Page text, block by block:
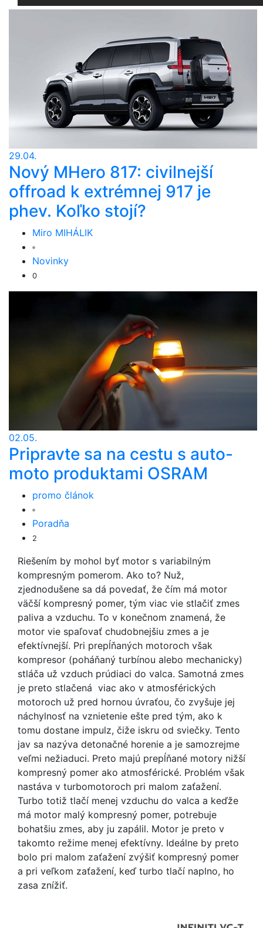
29.04.
Nový MHero 817: civilnejší
offroad k extrémnej 917 je
phev. Koľko stojí?
Miro MIHÁLIK
Novinky
0
02.05.
Pripravte sa na cestu s auto-
moto produktami OSRAM
promo článok
Poradňa
2
Riešením by mohol byť motor s variabilným
kompresným pomerom. Ako to? Nuž,
zjednodušene sa dá povedať, že čím má motor
väčší kompresný pomer, tým viac vie stlačiť zmes
paliva a vzduchu. To v konečnom znamená, že
motor vie spaľovať chudobnejšiu zmes a je
efektívnejší. Pri prepĺňaných motoroch však
kompresor (poháňaný turbínou alebo mechanicky)
stláča už vzduch prúdiaci do valca. Samotná zmes
je preto stlačená viac ako v atmosférických
motoroch už pred hornou úvraťou, čo zvyšuje jej
náchylnosť na vznietenie ešte pred tým, ako k
tomu dostane impulz, čiže iskru od sviečky. Tento
jav sa nazýva detonačné horenie a je samozrejme
veľmi nežiaduci. Preto majú prepĺňané motory nižší
kompresný pomer ako atmosférické. Problém však
nastáva v turbomotoroch pri malom zaťažení.
Turbo totiž tlačí menej vzduchu do valca a keďže
má motor malý kompresný pomer, potrebuje
bohatšiu zmes, aby ju zapálil. Motor je preto v
takomto režime menej efektívny. Ideálne by preto
bolo pri malom zaťažení zvýšiť kompresný pomer
a pri veľkom zaťažení, keď turbo tlačí naplno, ho
zasa znížiť.